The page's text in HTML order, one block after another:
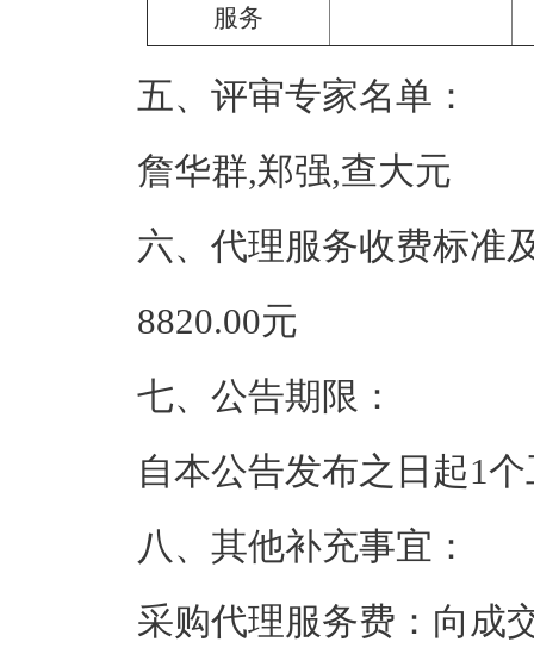
服务
五、评审专家名单：
詹华群,郑强,查大元
六、代理服务收费标准
8820.00元
七、公告期限：
自本公告发布之日起1
八、其他补充事宜：
采购代理服务费：向成